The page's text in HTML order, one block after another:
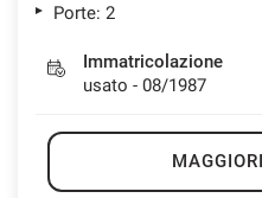
Porte: 2
Immatricolazione
usato - 08/1987